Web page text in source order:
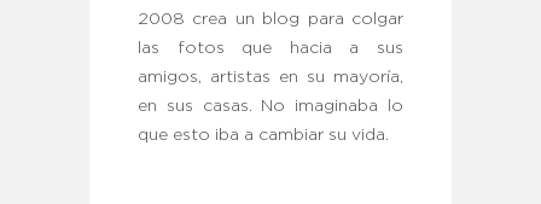
2008 crea un blog para colgar
las fotos que hacia a sus
amigos, artistas en su mayoría,
en sus casas. No imaginaba lo
que esto iba a cambiar su vida.